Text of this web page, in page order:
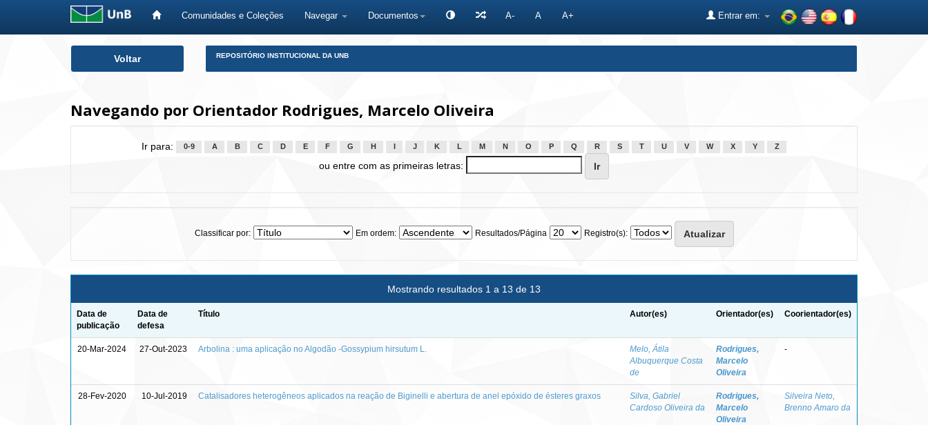
Comunidades e Coleções Navegar Documentos A- A A+ Entrar em:
Voltar REPOSITÓRIO INSTITUCIONAL DA UNB
Navegando por Orientador Rodrigues, Marcelo Oliveira
Ir para: 0-9 A B C D E F G H J K L M N O P Q R S T U V W X Y Z
ou entre com as primeiras letras:
Classificar por: Em ordem: Resultados/Página Registro(s):
Mostrando resultados 1 a 13 de 13
Data de
publicação
Data de
defesa
Título Autor(es) Orientador(es) Coorientador(es)
20-Mar-2024 27-Out-2023 Arbolina : uma aplicação no Algodão -Gossypium hirsutum L.
Melo, Átila
Albuquerque Costa
de
Rodrigues,
Marcelo
Oliveira
-
28-Fev-2020 10-Jul-2019 Catalisadores heterogêneos aplicados na reação de Biginelli e abertura de anel epóxido de ésteres graxos
Silva, Gabriel
Cardoso Oliveira da
Rodrigues,
Marcelo
Oliveira
Silveira Neto,
Brenno Amaro da